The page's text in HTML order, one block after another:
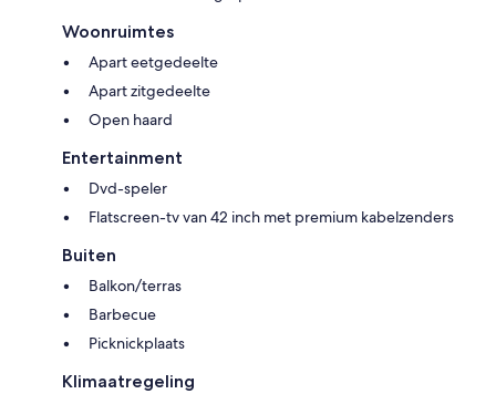
Woonruimtes
Apart eetgedeelte
Apart zitgedeelte
Open haard
Entertainment
Dvd-speler
Flatscreen-tv van 42 inch met premium kabelzenders
Buiten
Balkon/terras
Barbecue
Picknickplaats
Klimaatregeling